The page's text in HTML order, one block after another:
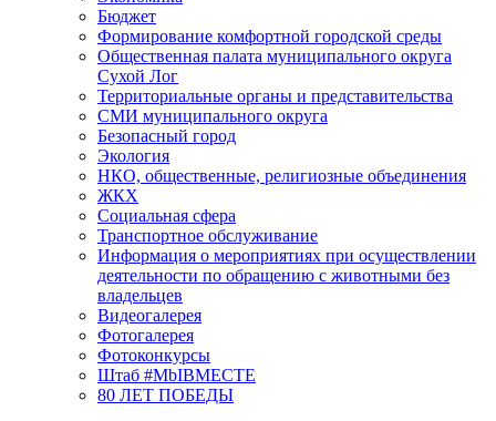
Бюджет
Формирование комфортной городской среды
Общественная палата муниципального округа
Сухой Лог
Территориальные органы и представительства
СМИ муниципального округа
Безопасный город
Экология
НКО, общественные, религиозные объединения
ЖКХ
Социальная сфера
Транспортное обслуживание
Информация о мероприятиях при осуществлении
деятельности по обращению с животными без
владельцев
Видеогалерея
Фотогалерея
Фотоконкурсы
Штаб #MbIBMECTE
80 ЛЕТ ПОБЕДЫ